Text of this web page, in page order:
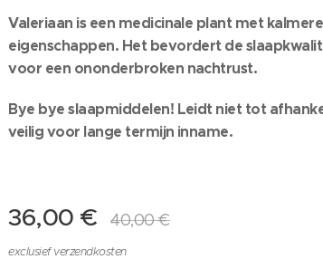
Valeriaan is een medicinale plant met
eigenschappen. Het bevordert de
voor een ononderbroken nachtrust.
Bye bye slaapmiddelen! Leidt niet tot
veilig voor lange termijn inname.
36,00 € 40,00€
exclusief verzendkosten